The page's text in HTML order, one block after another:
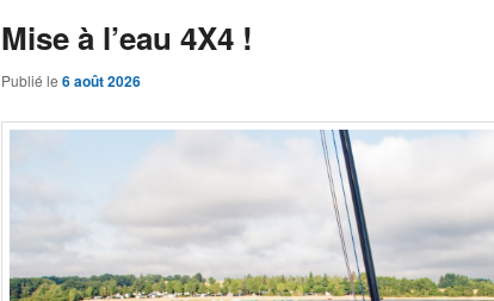
Mise à l’eau 4X4 !
Publié le 6 août 2026